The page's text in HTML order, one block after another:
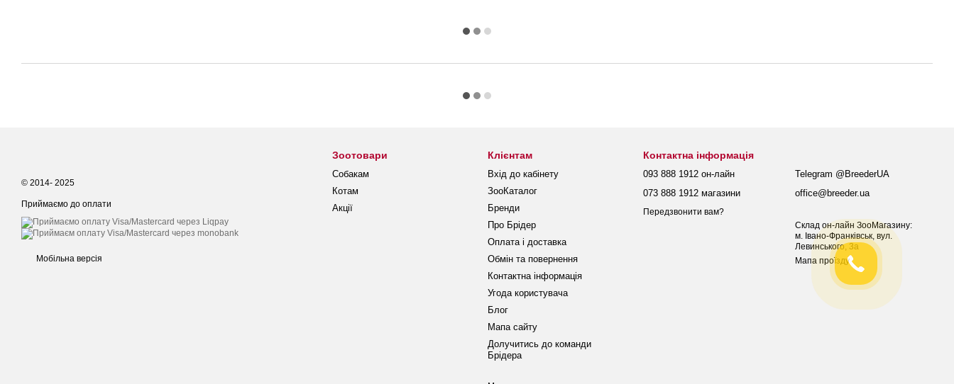
© 2014- 2025
Приймаємо до оплати
Мобільна версія
Зоотовари
Собакам
Котам
Акції
Клієнтам
Вхід до кабінету
ЗооКаталог
Бренди
Про Брідер
Оплата і доставка
Обмін та повернення
Контактна інформація
Угода користувача
Блог
Мапа сайту
Долучитись до команди
Брідера
Контактна інформація
093 888 1912 он-лайн
073 888 1912 магазини
Передзвонити вам?
Telegram @BreederUA
office@breeder.ua
Склад он-лайн ЗооМагазину:
м. Івано-Франківськ, вул.
Левинського, 3а
Мапа проїзду